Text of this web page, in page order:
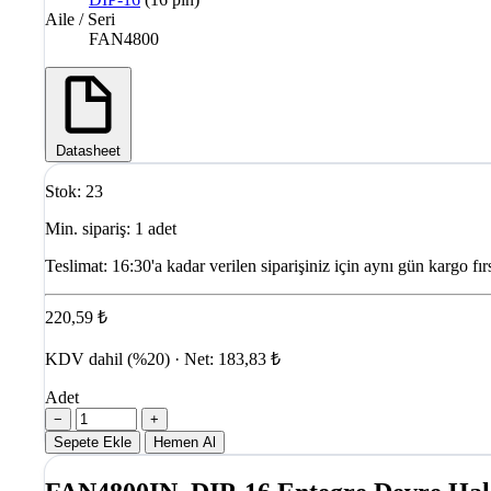
Aile / Seri
FAN4800
Datasheet
Stok: 23
Min. sipariş: 1 adet
Teslimat: 16:30'a kadar verilen siparişiniz için aynı gün kargo
220,59 ₺
KDV dahil (%20) · Net: 183,83 ₺
Adet
−
+
Sepete Ekle
Hemen Al